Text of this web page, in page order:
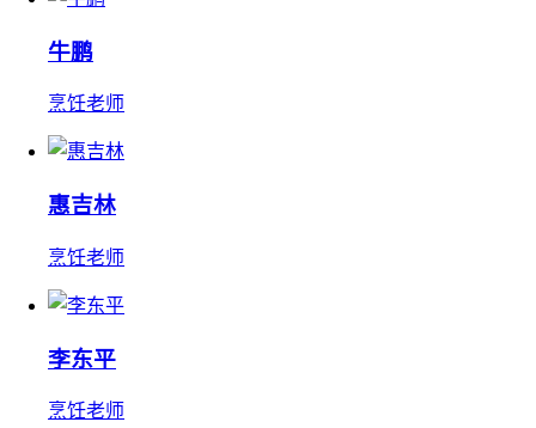
牛鹏
烹饪老师
惠吉林
烹饪老师
李东平
烹饪老师